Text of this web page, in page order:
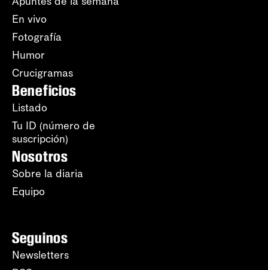
En vivo
Fotografía
Humor
Crucigramas
Beneficios
Listado
Tu ID (número de
suscripción)
Nosotros
Sobre la diaria
Equipo
Seguinos
Newsletters